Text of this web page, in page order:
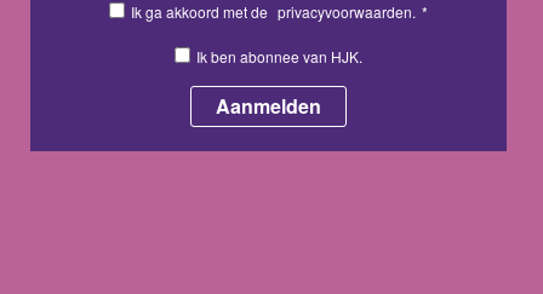
Ik ga akkoord met de privacyvoorwaarden. *
Ik ben abonnee van HJK.